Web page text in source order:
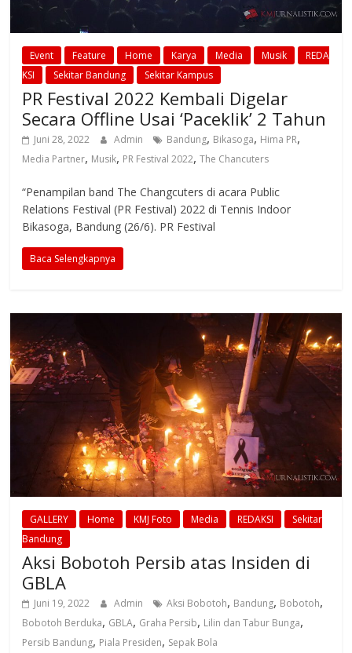
Event Feature Home Karya Media Musik
REDA
KSI
Sekitar Bandung Sekitar Kampus
PR Festival 2022 Kembali Digelar
Secara Offline Usai ‘Paceklik’ 2 Tahun
Juni 28, 2022 Admin Bandung, Bikasoga, Hima PR,
Media Partner, Musik, PR Festival 2022,The Chancuters
“Penampilan band The Changcuters di acara Public
Relations Festival (PR Festival) 2022 di Tennis Indoor
Bikasoga, Bandung (26/6). PR Festival
Baca Selengkapnya
GALLERY Home KMJ Foto Media REDAKSI
Sekitar
Bandung
Aksi Bobotoh Persib atas Insiden di
GBLA
Juni 19, 2022 Admin Aksi Bobotoh, Bandung, Bobotoh,
Bobotoh Berduka, GBLA, Graha Persib, Lilin dan Tabur Bunga,
Persib Bandung, Piala Presiden, Sepak Bola